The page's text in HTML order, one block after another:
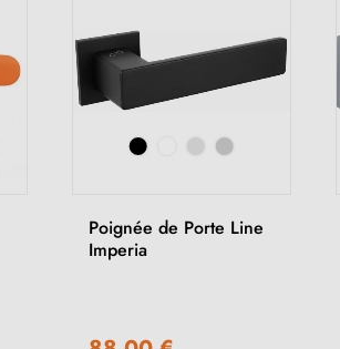
Poignée de Porte Line
Imperia